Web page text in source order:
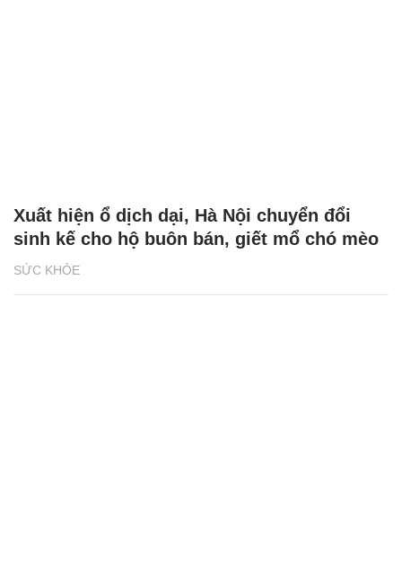
SỨC KHỎE
Xuất hiện ổ dịch dại, Hà Nội chuyển đổi
sinh kế cho hộ buôn bán, giết mổ chó mèo